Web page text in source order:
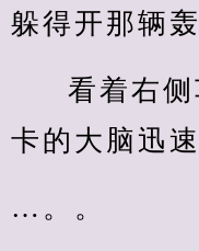
躲得开那辆
看着右
卡的大脑迅速
…。。